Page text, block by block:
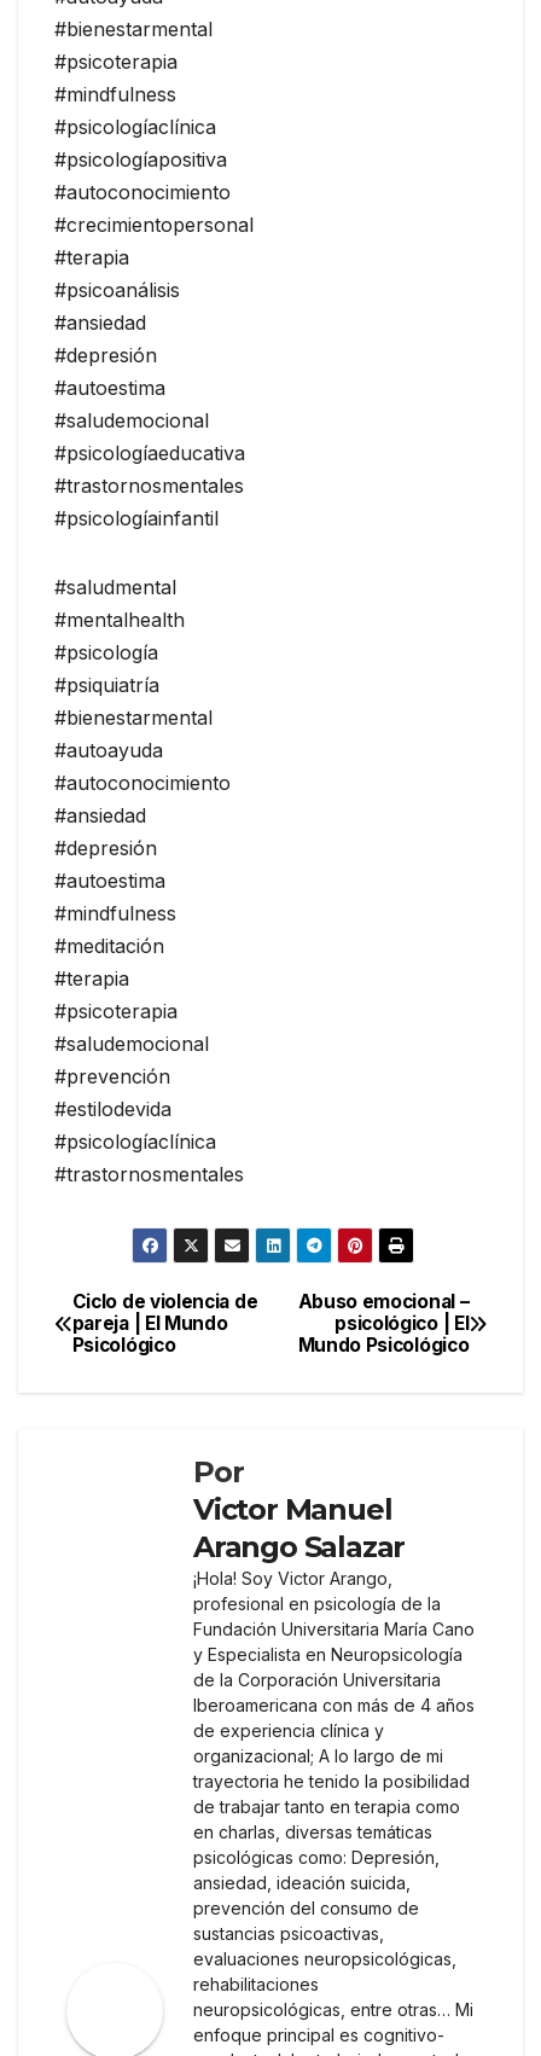
#bienestarmental
#psicoterapia
#mindfulness
#psicologíaclínica
#psicologíapositiva
#autoconocimiento
#crecimientopersonal
#terapia
#psicoanálisis
#ansiedad
#depresión
#autoestima
#saludemocional
#psicologíaeducativa
#trastornosmentales
#psicologíainfantil
#saludmental
#mentalhealth
#psicología
#psiquiatría
#bienestarmental
#autoayuda
#autoconocimiento
#ansiedad
#depresión
#autoestima
#mindfulness
#meditación
#terapia
#psicoterapia
#saludemocional
#prevención
#estilodevida
#psicologíaclínica
#trastornosmentales
Navegación
de
Abuso emocional –
psicológico | El
Mundo Psicológico
Ciclo de violencia de
pareja | El Mundo
Psicológico
Por
Victor Manuel
Arango Salazar
¡Hola! Soy Victor Arango,
profesional en psicología de la
Fundación Universitaria María Cano
y Especialista en Neuropsicología
de la Corporación Universitaria
Iberoamericana con más de 4 años
de experiencia clínica y
organizacional; A lo largo de mi
trayectoria he tenido la posibilidad
de trabajar tanto en terapia como
en charlas, diversas temáticas
psicológicas como: Depresión,
ansiedad, ideación suicida,
prevención del consumo de
sustancias psicoactivas,
evaluaciones neuropsicológicas,
rehabilitaciones
neuropsicológicas, entre otras… Mi
enfoque principal es cognitivo-